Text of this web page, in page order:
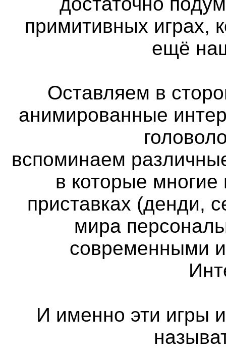
примитивных играх,
ещё
Оставляем в
анимированные
вспоминаем
в которые
приставках (денди,
мира
современными
И именно эти игры